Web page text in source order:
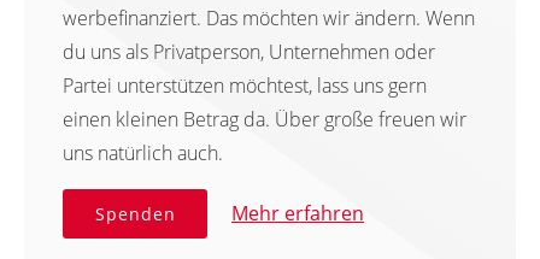
werbefinanziert. Das möchten wir ändern. Wenn
du uns als Privatperson, Unternehmen oder
Partei unterstützen möchtest, lass uns gern
einen kleinen Betrag da. Über große freuen wir
uns natürlich auch.
Spenden Mehr erfahren